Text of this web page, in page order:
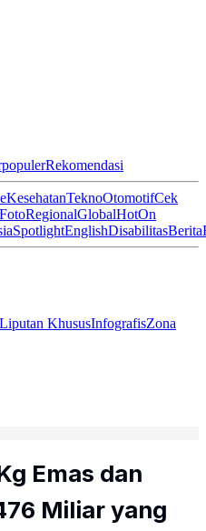
Rekomendasi
KesehatanTeknoOtomotifCek
FotoRegionalGlobalHotOn
SpotlightEnglishDisabilitasBerita
Liputan KhususInfografisZona
Emas dan
Miliar yang